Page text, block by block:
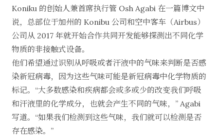
Koniku 的创始人兼首席执行管 Osh Agabi 在一篇博文中
说，总部位于加州的 Konibu 公司和空中客车（Airbus）
公司从 2017 年就开始合作共同开发能够探测出不同化学
物质的非接触式设备。
他们希望通过识别从呼吸或者汗液中的气味来判断是否感
染新冠病毒，因为这些气味可能是新冠病毒中化学物质的
标记。“大多数感染和疾病都会或多或少的改变我们呼吸
和汗液里的化学成分，也就会产生不同的气味，” Agabi
写道。“如果我们检测到这些气味，我们就可以检测是否
存在感染。”